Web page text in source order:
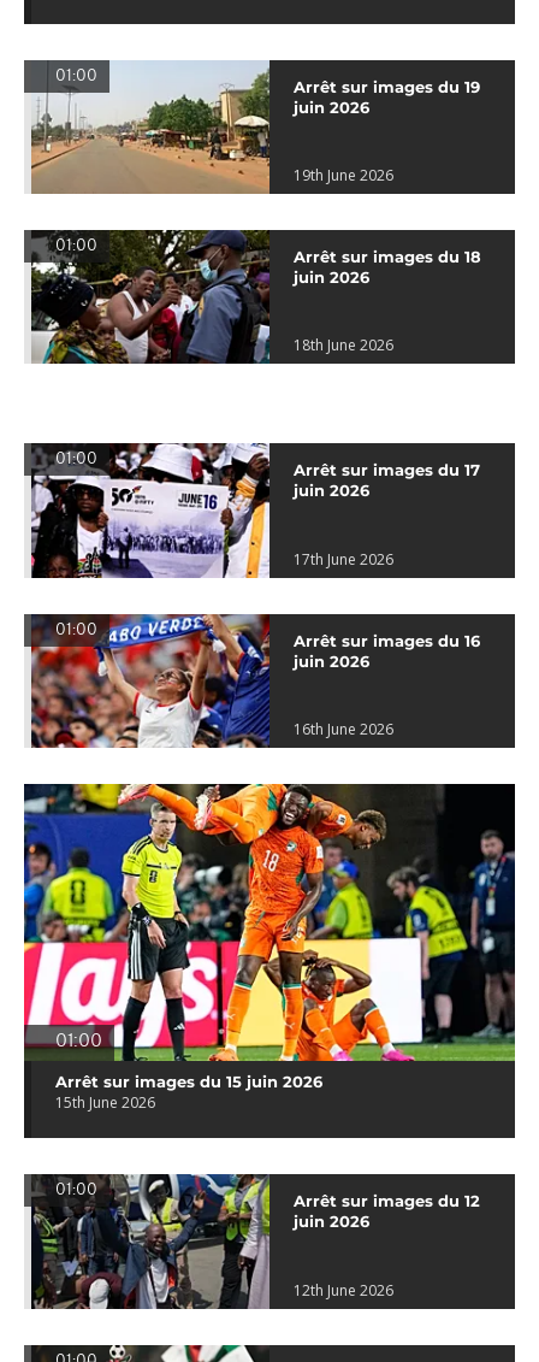
01:00
Arrêt sur images du 19
juin 2026
19th June 2026
01:00
Arrêt sur images du 18
juin 2026
18th June 2026
01:00
Arrêt sur images du 17
juin 2026
17th June 2026
01:00
Arrêt sur images du 16
juin 2026
16th June 2026
01:00
Arrêt sur images du 15 juin 2026
15th June 2026
01:00
Arrêt sur images du 12
juin 2026
12th June 2026